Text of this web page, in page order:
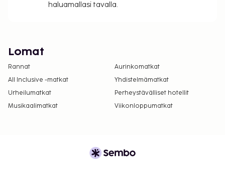
haluamallasi tavalla.
Lomat
Rannat
Aurinkomatkat
All Inclusive -matkat
Yhdistelmämatkat
Urheilumatkat
Perheystävälliset hotellit
Musikaalimatkat
Viikonloppumatkat